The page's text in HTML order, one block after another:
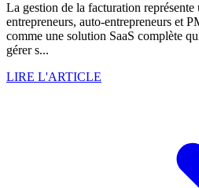
La gestion de la facturation
entrepreneurs, auto-entrepreneurs et
comme une solution SaaS complète
gérer s...
LIRE L'ARTICLE